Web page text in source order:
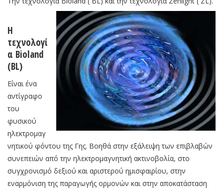
Η
τεχνολογί
α Bioland
(BL)
Είναι ένα
αντίγραφο
του
φυσικού
ηλεκτρομαγ
νητικού φόντου της Γης. Βοηθά στην εξάλειψη των επιβλαβών
συνεπειών από την ηλεκτρομαγνητική ακτινοβολία, στο
συγχρονισμό δεξιού και αριστερού ημισφαιρίου, στην
εναρμόνιση της παραγωγής ορμονών και στην αποκατάσταση